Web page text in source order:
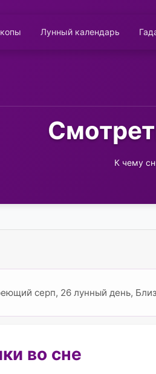
Лунный календарь
К чему
серп, 26 лунный день,
во сне